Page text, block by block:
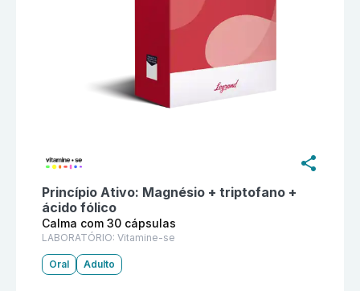
Princípio Ativo: Magnésio + triptofano +
ácido fólico
Calma com 30 cápsulas
LABORATÓRIO: Vitamine-se
Oral Adulto